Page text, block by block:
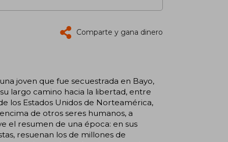
Comparte y gana dinero
joven que fue secuestrada en Bayo,
largo camino hacia la libertad, entre
los Estados Unidos de Norteamérica,
de otros seres humanos, a
el resumen de una época: en sus
resuenan los de millones de